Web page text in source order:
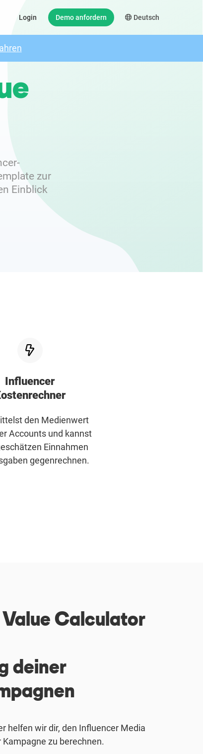
Login Demo anfordern Deutsch
zur
Einblick
Influencer
den Medienwert
Accounts und kannst
Einnahmen
gegenrechnen.
Calculator
deiner
helfen wir dir, den Influencer Media
zu berechnen.